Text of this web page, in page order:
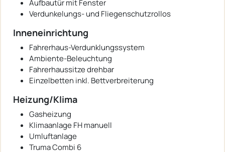
Aufbautür mit Fenster
Verdunkelungs- und Fliegenschutzrollos
Inneneinrichtung
Fahrerhaus-Verdunklungssystem
Ambiente-Beleuchtung
Fahrerhaussitze drehbar
Einzelbetten inkl. Bettverbreiterung
Heizung/Klima
Gasheizung
Klimaanlage FH manuell
Umluftanlage
Truma Combi 6